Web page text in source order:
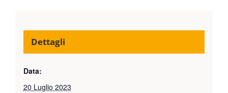
Dettagli
Data:
20 Luglio 2023